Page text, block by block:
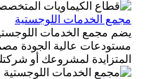
مجمع الخدمات اللوجستية
يضم مجمع الخدمات اللوجستية
مستودعات عالية الجودة مصممة
المتزايدة لمشروعك أو شركتك